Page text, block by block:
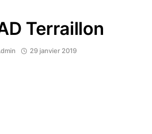
Terraillon
29 janvier 2019